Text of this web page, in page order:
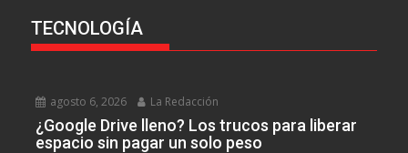
TECNOLOGÍA
agosto 6, 2026 La Redacción
¿Google Drive lleno? Los trucos para liberar
espacio sin pagar un solo peso